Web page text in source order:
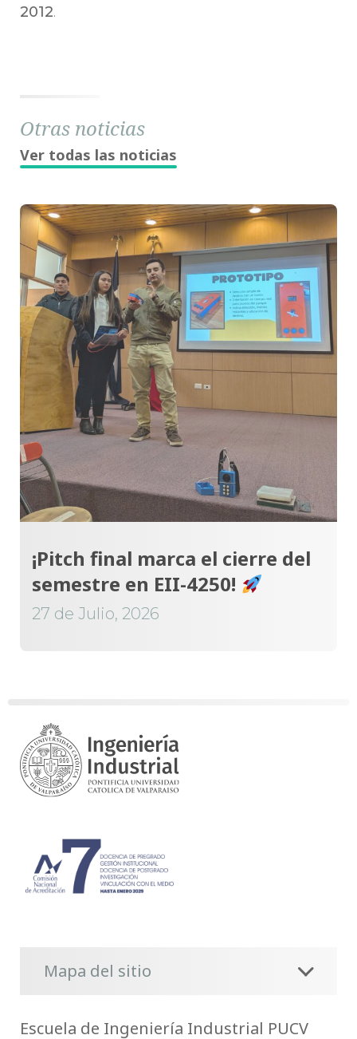
2012.
Otras noticias
Ver todas las noticias
¡Pitch final marca el cierre del
semestre en EII-4250!
27 de Julio, 2026
Mapa del sitio
Escuela de Ingeniería Industrial PUCV